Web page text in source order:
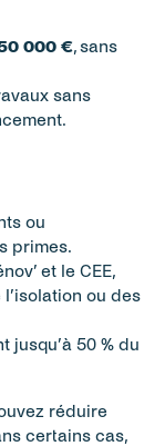
000 €, sans
sans
ou
primes.
et le CEE,
ou des
jusqu’à 50 % du
réduire
certains cas,